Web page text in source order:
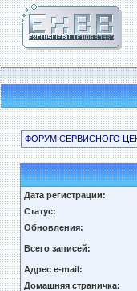
ФОРУМ СЕРВИСНОГО
Дата регистрации:
Статус:
Обновления:
Всего записей:
Адрес e-mail:
Домашняя страничка: